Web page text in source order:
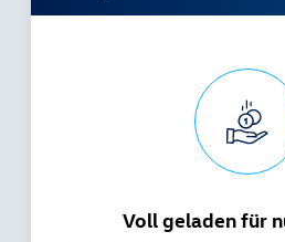
Voll geladen für